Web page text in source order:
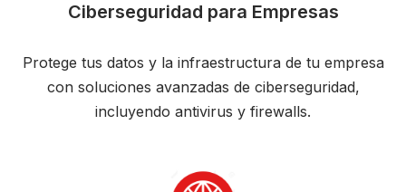
Ciberseguridad para Empresas
Protege tus datos y la infraestructura de tu empresa
con soluciones avanzadas de ciberseguridad,
incluyendo antivirus y firewalls.